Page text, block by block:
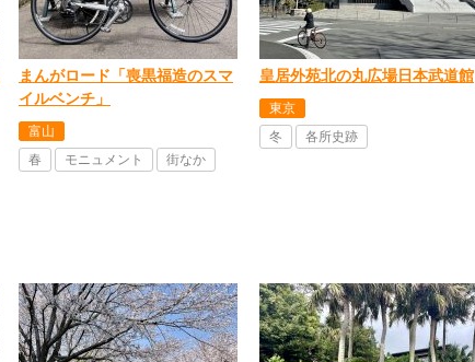
まんがロード「喪黒福造のスマ
イルベンチ」
富山
春
モニュメント 街なか
皇居外苑北の丸広場日本武道館
東京
冬
各所史跡